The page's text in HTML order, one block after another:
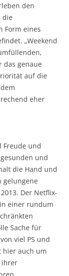
den
die
Form eines
„Weekend
das genaue
auf die
eher
Freude und
und
die Hand und
gelungene
Der Netflix-
einer rundum
Sache für
viel PS und
hier auch um
ihrer